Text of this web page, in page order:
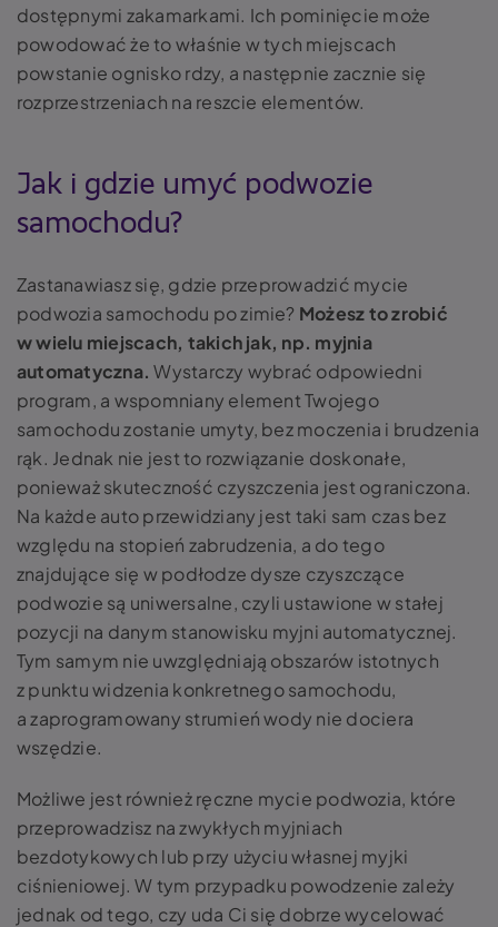
dostępnymi zakamarkami. Ich pominięcie może
powodować że to właśnie w tych miejscach
powstanie ognisko rdzy, a następnie zacznie się
rozprzestrzeniach na reszcie elementów.
Jak i gdzie umyć podwozie
samochodu?
Zastanawiasz się, gdzie przeprowadzić mycie
podwozia samochodu po zimie? Możesz to zrobić
w wielu miejscach, takich jak, np. myjnia
automatyczna. Wystarczy wybrać odpowiedni
program, a wspomniany element Twojego
samochodu zostanie umyty, bez moczenia i brudzenia
rąk. Jednak nie jest to rozwiązanie doskonałe,
ponieważ skuteczność czyszczenia jest ograniczona.
Na każde auto przewidziany jest taki sam czas bez
względu na stopień zabrudzenia, a do tego
znajdujące się w podłodze dysze czyszczące
podwozie są uniwersalne, czyli ustawione w stałej
pozycji na danym stanowisku myjni automatycznej.
Tym samym nie uwzględniają obszarów istotnych
z punktu widzenia konkretnego samochodu,
a zaprogramowany strumień wody nie dociera
wszędzie.
Możliwe jest również ręczne mycie podwozia, które
przeprowadzisz na zwykłych myjniach
bezdotykowych lub przy użyciu własnej myjki
ciśnieniowej. W tym przypadku powodzenie zależy
jednak od tego, czy uda Ci się dobrze wycelować